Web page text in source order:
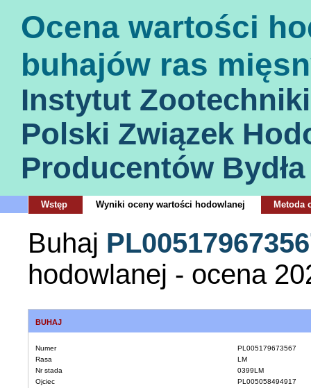
Ocena wartości
buhajów ras
Instytut
Polski Związek
Producentów
Wstęp Wyniki oceny wartości hodowlanej Metoda
Buhaj
hodowlanej - ocena
BUHAJ
Numer
PL005179673567
Rasa
LM
Nr stada
0399LM
Ojciec
PL005058494917